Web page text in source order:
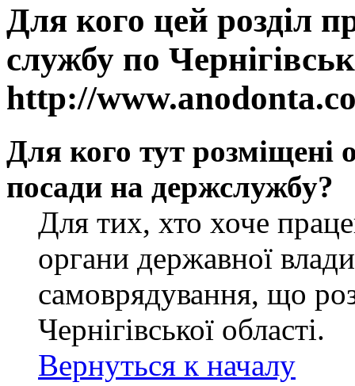
Для кого цей розділ
службу по
http://
Для кого тут розміщені
посади на держслужбу?
Для тих, хто хоче
органи державної
самоврядування, що
Чернігівської області.
Вернуться к началу